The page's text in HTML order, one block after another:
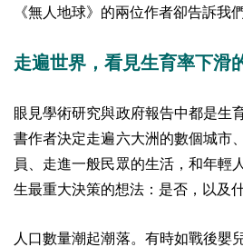
《無人地球》的兩位作者卻告訴我
走遍世界，看見生育率下滑
眼見學術研究與政府報告中都是生
書作者決定走遍六大洲的數個城市
員、走進一般民眾的生活，和年輕
生最重大決策的想法：是否，以及
人口數量潮起潮落。有時如戰後嬰